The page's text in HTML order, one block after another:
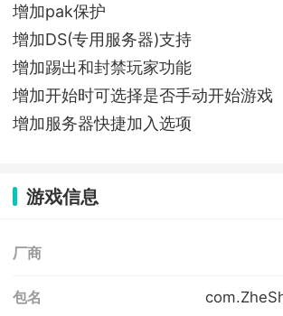
增加pak保护
增加DS(专用服务器)支持
增加踢出和封禁玩家功能
增加开始时可选择是否手动开始游戏
增加服务器快捷加入选项
游戏信息
厂商
包名